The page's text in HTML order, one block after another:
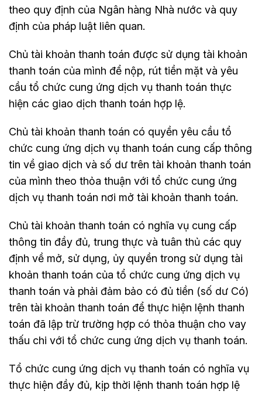
theo quy định của Ngân hàng Nhà nước và quy
định của pháp luật liên quan.
Chủ tài khoản thanh toán được sử dụng tài khoản
thanh toán của mình để nộp, rút tiền mặt và yêu
cầu tổ chức cung ứng dịch vụ thanh toán thực
hiện các giao dịch thanh toán hợp lệ.
Chủ tài khoản thanh toán có quyền yêu cầu tổ
chức cung ứng dịch vụ thanh toán cung cấp thông
tin về giao dịch và số dư trên tài khoản thanh toán
của mình theo thỏa thuận với tổ chức cung ứng
dịch vụ thanh toán nơi mở tài khoản thanh toán.
Chủ tài khoản thanh toán có nghĩa vụ cung cấp
thông tin đầy đủ, trung thực và tuân thủ các quy
định về mở, sử dụng, ủy quyền trong sử dụng tài
khoản thanh toán của tổ chức cung ứng dịch vụ
thanh toán và phải đảm bảo có đủ tiền (số dư Có)
trên tài khoản thanh toán để thực hiện lệnh thanh
toán đã lập trừ trường hợp có thỏa thuận cho vay
thấu chi với tổ chức cung ứng dịch vụ thanh toán.
Tổ chức cung ứng dịch vụ thanh toán có nghĩa vụ
thực hiện đầy đủ, kịp thời lệnh thanh toán hợp lệ